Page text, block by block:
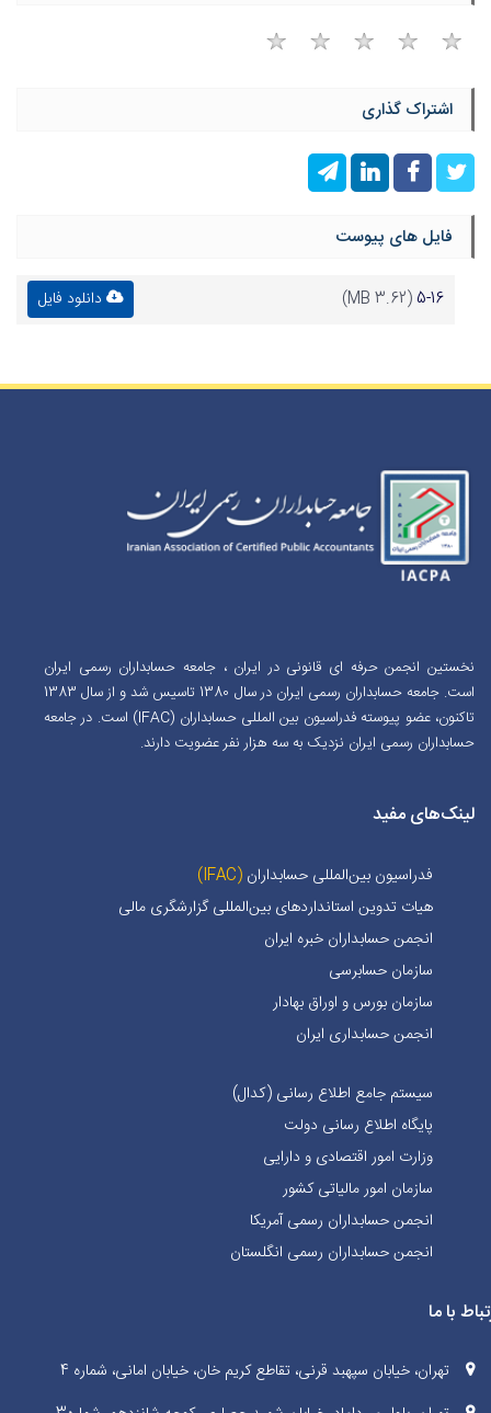
اشتراک گذاری
فایل های پیوست
5-16
(3.62 MB) دانلود فایل
نخستین انجمن حرفه ای قانونی در ایران ، جامعه حسابداران رسمی ایران
است. جامعه حسابداران رسمی ایران در سال 1380 تاسیس شد و از سال 1383
تاکنون، عضو پیوسته فدراسیون بین المللی حسابداران (IFAC) است. در جامعه
حسابداران رسمی ایران نزدیک به سه هزار نفر عضویت دارند.
لینک‌های مفید
فدراسیون بین‌المللی حسابداران (IFAC)
هیات تدوین استانداردهای بین‌المللی گزارشگری مالی
انجمن حسابداران خبره ايران
سازمان حسابرسی
سازمان بورس و اوراق بهادار
انجمن حسابداری ایران
سیستم جامع اطلاع رسانی (کدال)
پایگاه اطلاع رسانی دولت
وزارت امور اقتصادی و دارایی
سازمان امور مالیاتی کشور
انجمن حسابداران رسمی آمریکا
انجمن حسابداران رسمی انگلستان
با ما
تهران، خیابان سپهبد قرنی، تقاطع کریم خان، خیابان امانی، شماره 4